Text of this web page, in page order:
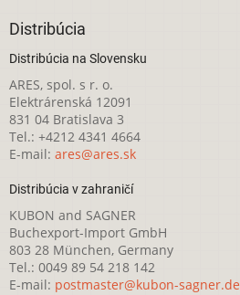
Distribúcia
Distribúcia na Slovensku
ARES, spol. s r. o.
Elektrárenská 12091
831 04 Bratislava 3
Tel.: +4212 4341 4664
E-mail: ares@ares.sk
Distribúcia v zahraničí
KUBON and SAGNER
Buchexport-Import GmbH
803 28 München, Germany
Tel.: 0049 89 54 218 142
E-mail: postmaster@kubon-sagner.de